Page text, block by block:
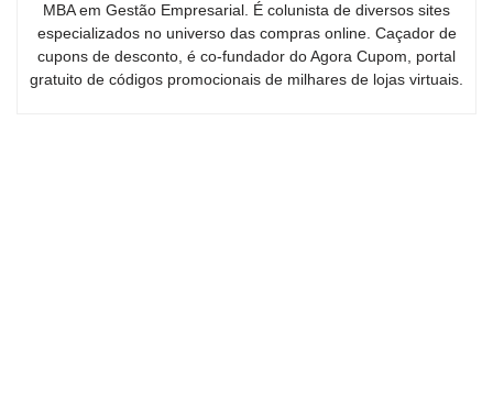
MBA em Gestão Empresarial. É colunista de diversos sites
especializados no universo das compras online. Caçador de
cupons de desconto, é co-fundador do Agora Cupom, portal
gratuito de códigos promocionais de milhares de lojas virtuais.